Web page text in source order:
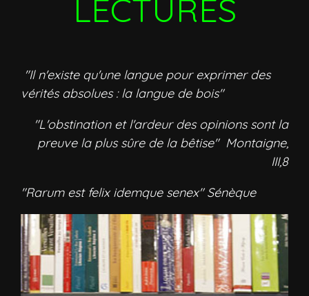
LECTURES
"Il n'existe qu'une langue pour exprimer des
vérités absolues : la langue de bois"
"L'obstination et l'ardeur des opinions sont la
preuve la plus sûre de la bêtise" Montaigne,
III,8
"Rarum est felix idemque senex" Sénèque